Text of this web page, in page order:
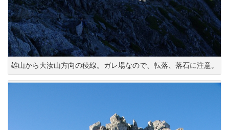
雄山から大汝山方向の稜線。ガレ場なので、転落、落石に注意。